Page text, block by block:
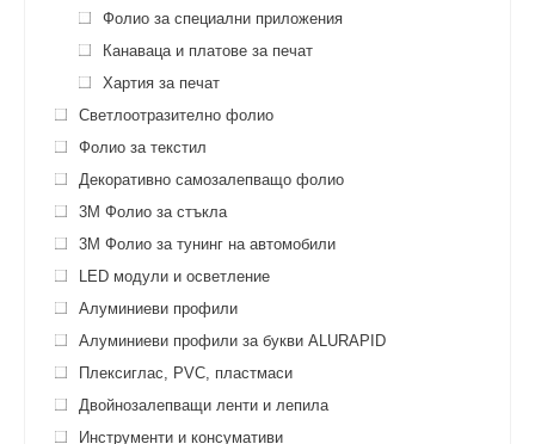
Фолио за специални приложения
Канаваца и платове за печат
Хартия за печат
Светлоотразително фолио
Фолио за текстил
Декоративно самозалепващо фолио
3M Фолио за стъкла
3M Фолио за тунинг на автомобили
LED модули и осветление
Алуминиеви профили
Алуминиеви профили за букви ALURAPID
Плексиглас, PVC, пластмаси
Двойнозалепващи ленти и лепила
Инструменти и консумативи